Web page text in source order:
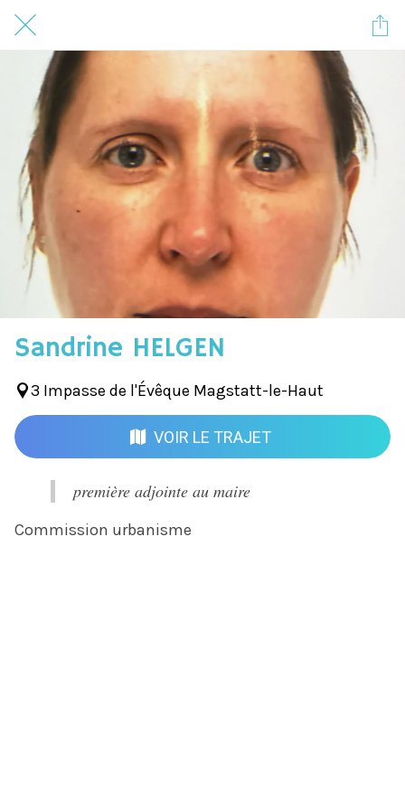
Sandrine HELGEN
3 Impasse de l'Évêque Magstatt-le-Haut
VOIR LE TRAJET
première adjointe au maire
Commission urbanisme